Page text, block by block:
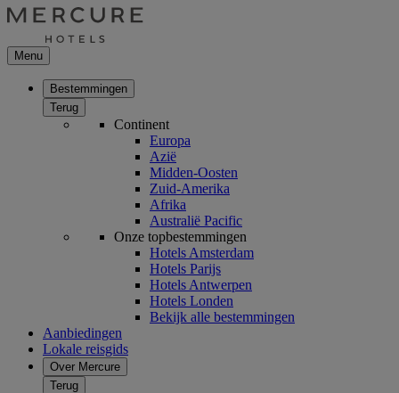
Menu
Bestemmingen
Terug
Continent
Europa
Azië
Midden-Oosten
Zuid-Amerika
Afrika
Australië Pacific
Onze topbestemmingen
Hotels Amsterdam
Hotels Parijs
Hotels Antwerpen
Hotels Londen
Bekijk alle bestemmingen
Aanbiedingen
Lokale reisgids
Over Mercure
Terug